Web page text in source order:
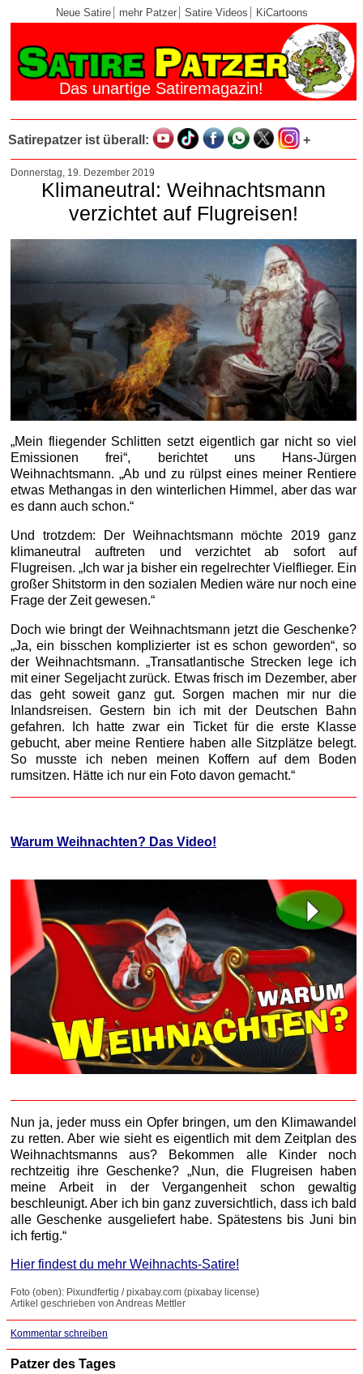
Neue Satire mehr Patzer Satire Videos KiCartoons
Das unartige Satiremagazin!
Satirepatzer ist überall: +
Donnerstag, 19. Dezember 2019
Klimaneutral: Weihnachtsmann
verzichtet auf Flugreisen!
„Mein fliegender Schlitten setzt eigentlich gar nicht so viel
Emissionen frei“, berichtet uns Hans-Jürgen
Weihnachtsmann. „Ab und zu rülpst eines meiner Rentiere
etwas Methangas in den winterlichen Himmel, aber das war
es dann auch schon.“
Und trotzdem: Der Weihnachtsmann möchte 2019 ganz
klimaneutral auftreten und verzichtet ab sofort auf
Flugreisen. „Ich war ja bisher ein regelrechter Vielflieger. Ein
großer Shitstorm in den sozialen Medien wäre nur noch eine
Frage der Zeit gewesen.“
Doch wie bringt der Weihnachtsmann jetzt die Geschenke?
„Ja, ein bisschen komplizierter ist es schon geworden“, so
der Weihnachtsmann. „Transatlantische Strecken lege ich
mit einer Segeljacht zurück. Etwas frisch im Dezember, aber
das geht soweit ganz gut. Sorgen machen mir nur die
Inlandsreisen. Gestern bin ich mit der Deutschen Bahn
gefahren. Ich hatte zwar ein Ticket für die erste Klasse
gebucht, aber meine Rentiere haben alle Sitzplätze belegt.
So musste ich neben meinen Koffern auf dem Boden
rumsitzen. Hätte ich nur ein Foto davon gemacht.“
Warum Weihnachten? Das Video!
Nun ja, jeder muss ein Opfer bringen, um den Klimawandel
zu retten. Aber wie sieht es eigentlich mit dem Zeitplan des
Weihnachtsmanns aus? Bekommen alle Kinder noch
rechtzeitig ihre Geschenke? „Nun, die Flugreisen haben
meine Arbeit in der Vergangenheit schon gewaltig
beschleunigt. Aber ich bin ganz zuversichtlich, dass ich bald
alle Geschenke ausgeliefert habe. Spätestens bis Juni bin
ich fertig.“
Hier findest du mehr Weihnachts-Satire!
Foto (oben): Pixundfertig / pixabay.com (pixabay license)
Artikel geschrieben von Andreas Mettler
Kommentar schreiben
Patzer des Tages